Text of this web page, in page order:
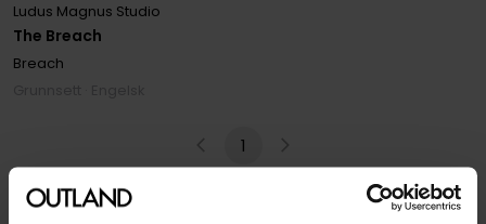
The Breach
Ludus Magnus Studio
Breach
1